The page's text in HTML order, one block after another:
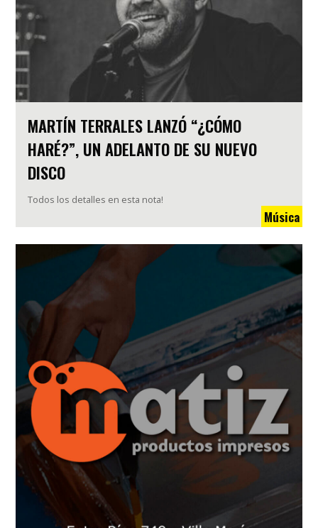
MARTÍN TERRALES LANZÓ “¿CÓMO
HARÉ?”, UN ADELANTO DE SU NUEVO
DISCO
Todos los detalles en esta nota!
Música